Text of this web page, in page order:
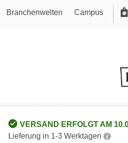
Branchenwelten Campus
VERSAND ERFOLGT AM
Lieferung in 1-3 Werktagen